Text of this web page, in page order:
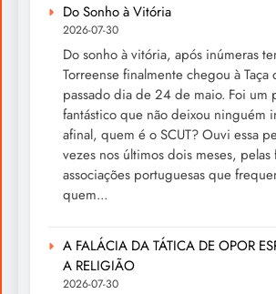
Do Sonho à Vitória
2026-07-30
Do sonho à vitória, após inúmeras
Torreense finalmente chegou à
passado dia de 24 de maio. Foi um
fantástico que não deixou ninguém
afinal, quem é o SCUT? Ouvi essa
vezes nos últimos dois meses, pelas
associações portuguesas que
quem...
A FALÁCIA DA TÁTICA DE OPOR
A RELIGIÃO
2026-07-30